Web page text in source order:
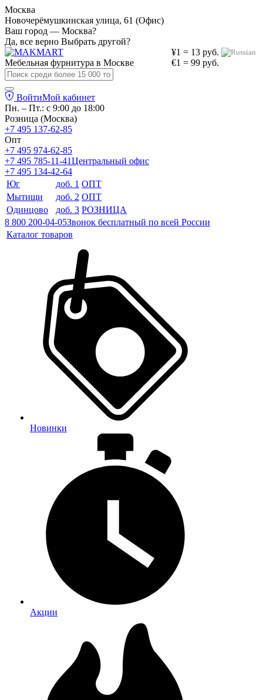
Москва
Новочерёмушкинская улица, 61 (Офис)
Ваш город — Москва?
Да, все верно Выбрать другой?
¥1 = 13 руб.
€1 = 99 руб.
Мебельная фурнитура в Москве
ВойтиМой кабинет
Пн. – Пт.: с 9:00 до 18:00
Розница (Москва)
+7 495 137-62-85
Опт
+7 495 974-62-85
+7 495 785-11-41Центральный офис
+7 495 134-42-64
Юг
доб. 1 ОПТ
Мытищи
доб. 2 ОПТ
Одинцово
доб. 3 РОЗНИЦА
8 800 200-04-05Звонок бесплатный по всей России
Каталог товаров
Новинки
Акции